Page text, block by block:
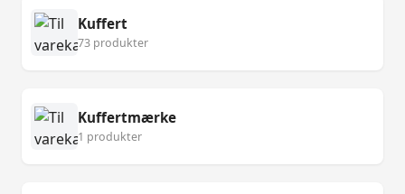
Kuffert
73 produkter
Kuffertmærke
1 produkter